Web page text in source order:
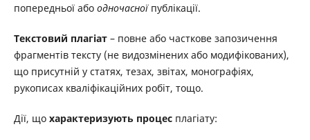
попередньої або одночасноїпублікації.
Текстовий плагіат– повне або часткове запозичення
фрагментів тексту (не видозмінених або модифікованих),
що присутній у статях, тезах, звітах, монографіях,
рукописах кваліфікаційних робіт, тощо.
Дії, що характеризують процесплагіату: